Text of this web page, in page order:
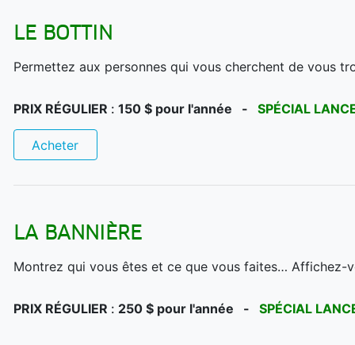
LE BOTTIN
Permettez aux personnes qui vous cherchent de vous
PRIX RÉGULIER : 150 $ pour l'année - SPÉCIAL
Acheter
LA BANNIÈRE
Montrez qui vous êtes et ce que vous faites… Affichez-
PRIX RÉGULIER : 250 $ pour l'année - SPÉCIAL